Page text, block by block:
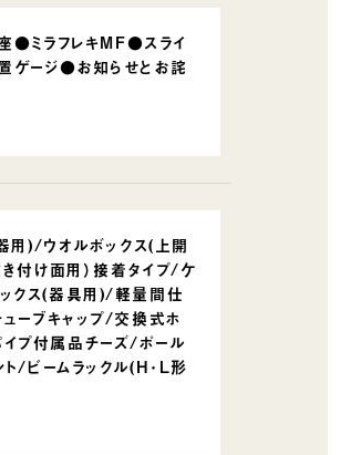
●ミラフレキMF●スライ
ゲージ●お知らせとお詫
用)/ウオルボックス(上開
付け面用）接着タイプ/ケ
クス(器具用)/軽量間仕
ーブキャップ/交換式ホ
プ付属品チーズ/ポール
/ビームラックル(H･L形